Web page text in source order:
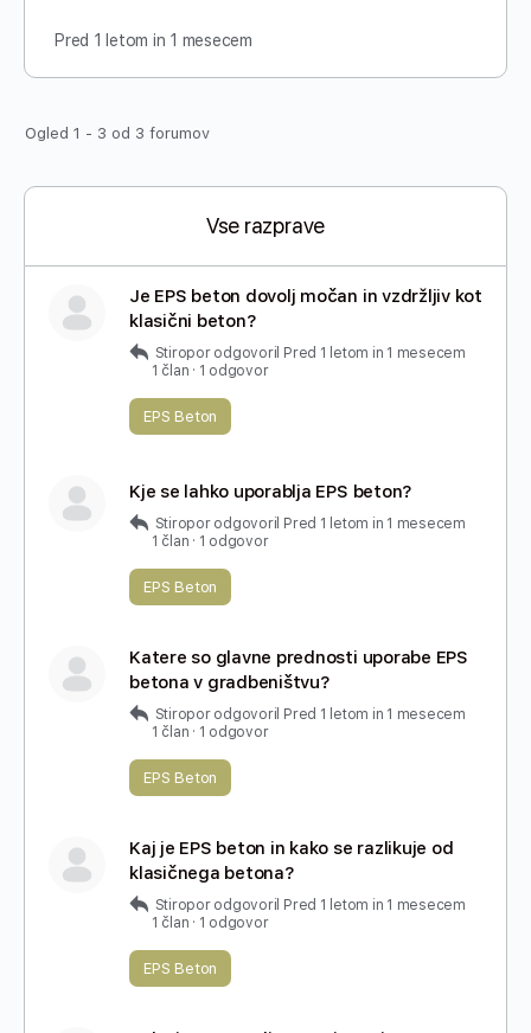
Pred 1 letom in 1 mesecem
Ogled 1 - 3 od 3 forumov
Vse razprave
Je EPS beton dovolj močan in vzdržljiv kot
klasični beton?
Stiropor odgovoril Pred 1 letom in 1 mesecem
1 član · 1 odgovor
EPS Beton
Kje se lahko uporablja EPS beton?
Stiropor odgovoril Pred 1 letom in 1 mesecem
1 član · 1 odgovor
EPS Beton
Katere so glavne prednosti uporabe EPS
betona v gradbeništvu?
Stiropor odgovoril Pred 1 letom in 1 mesecem
1 član · 1 odgovor
EPS Beton
Kaj je EPS beton in kako se razlikuje od
klasičnega betona?
Stiropor odgovoril Pred 1 letom in 1 mesecem
1 član · 1 odgovor
EPS Beton